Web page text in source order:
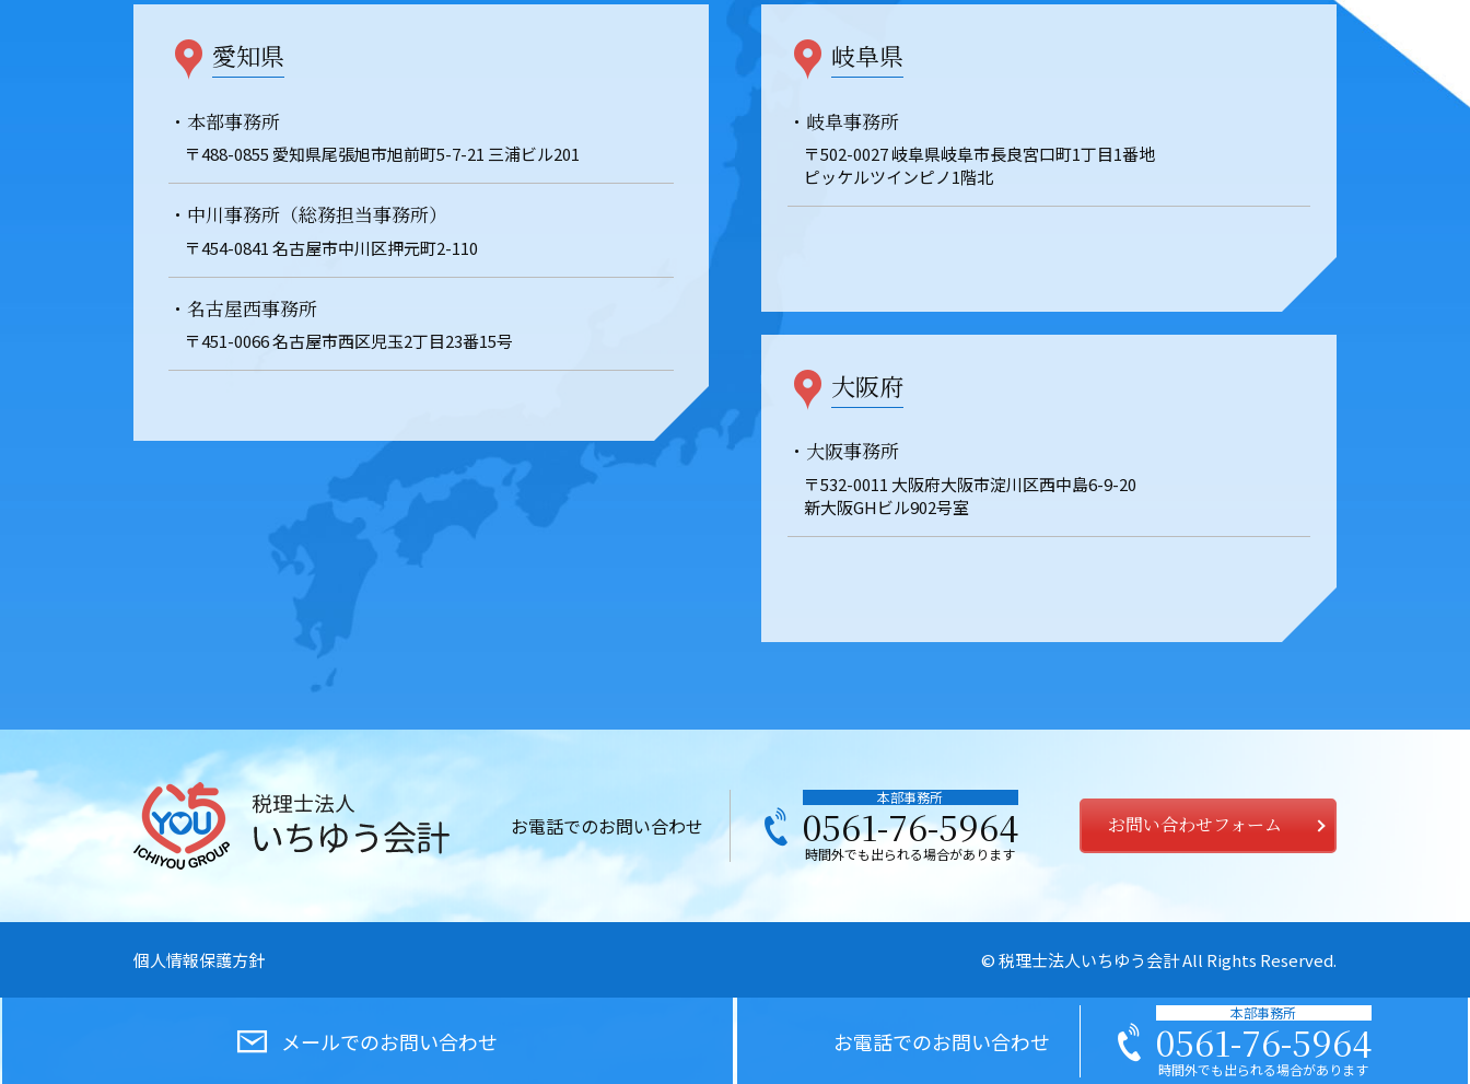
メールでのお問い合わせ お電話でのお問い合わせ
本部事務所
0561-76-5964
時間外でも出られる場合があります
愛知県
・本部事務所
〒488-0855 愛知県尾張旭市旭前町5-7-21 三浦ビル201
・中川事務所（総務担当事務所）
〒454-0841 名古屋市中川区押元町2-110
・名古屋西事務所
〒451-0066 名古屋市西区児玉2丁目23番15号
岐阜県
・岐阜事務所
〒502-0027 岐阜県岐阜市長良宮口町1丁目1番地
ピッケルツインピノ1階北
大阪府
・大阪事務所
〒532-0011 大阪府大阪市淀川区西中島6-9-20
新大阪GHビル902号室
お電話でのお問い合わせ
本部事務所
0561-76-5964
時間外でも出られる場合があります
お問い合わせフォーム
個人情報保護方針 © 税理士法人いちゆう会計All Rights Reserved.